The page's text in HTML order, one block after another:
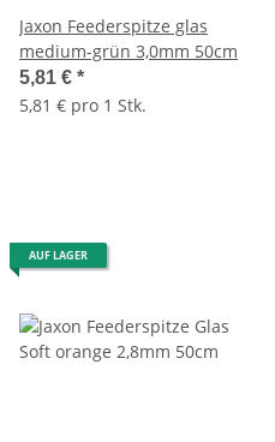
Jaxon Feederspitze glas
medium-grün 3,0mm 50cm
5,81 € *
5,81 € pro 1 Stk.
AUF LAGER